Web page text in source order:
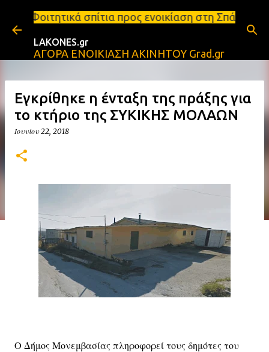
Μετάβαση στο κύριο περιεχόμενο
προς ενοικίαση στη Σπάρτη Ενοικιάσεις
LAKONES.gr
ΑΓΟΡΑ ΕΝΟΙΚΙΑΣΗ ΑΚΙΝΗΤΟΥ Grad.gr
Eγκρίθηκε η ένταξη της πράξης για
το κτήριο της ΣΥΚΙΚΗΣ ΜΟΛΑΩΝ
Ιουνίου 22, 2018
Ο Δήμος Μονεμβασίας πληροφορεί τους δημότες του